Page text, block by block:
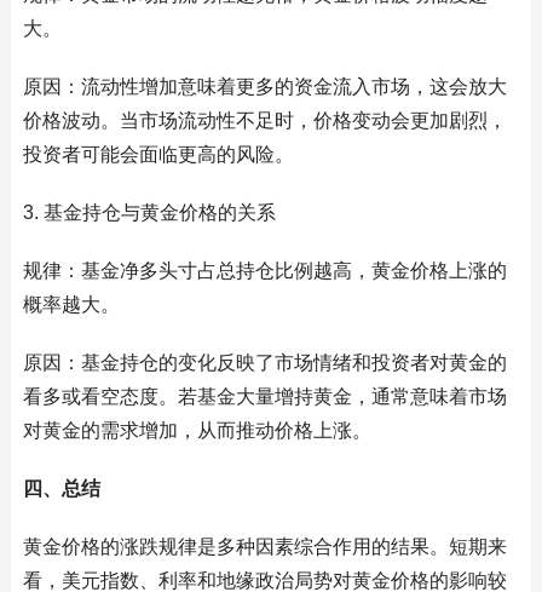
大。
原因：流动性增加意味着更多的资金流入市场，这会放大
价格波动。当市场流动性不足时，价格变动会更加剧烈，
投资者可能会面临更高的风险。
3. 基金持仓与黄金价格的关系
规律：基金净多头寸占总持仓比例越高，黄金价格上涨的
概率越大。
原因：基金持仓的变化反映了市场情绪和投资者对黄金的
看多或看空态度。若基金大量增持黄金，通常意味着市场
对黄金的需求增加，从而推动价格上涨。
四、总结
黄金价格的涨跌规律是多种因素综合作用的结果。短期来
看，美元指数、利率和地缘政治局势对黄金价格的影响较